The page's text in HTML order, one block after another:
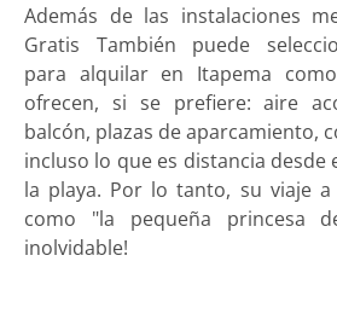
Además de las instalaciones
Gratis También puede
para alquilar en Itapema
ofrecen, si se prefiere: aire
balcón, plazas de aparcamiento,
incluso lo que es distancia desde
la playa. Por lo tanto, su viaje
como "la pequeña princesa
inolvidable!